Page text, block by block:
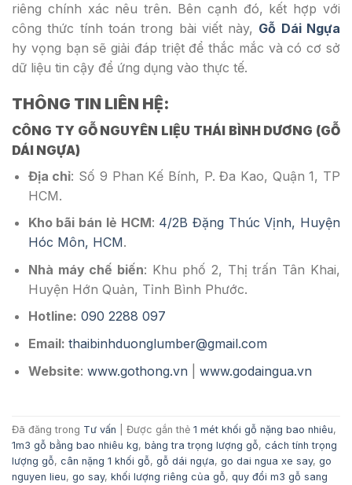
riêng chính xác nêu trên. Bên cạnh đó, kết hợp với
công thức tính toán trong bài viết này, Gỗ Dái Ngựa
hy vọng bạn sẽ giải đáp triệt để thắc mắc và có cơ sở
dữ liệu tin cậy để ứng dụng vào thực tế.
THÔNG TIN LIÊN HỆ:
CÔNG TY GỖ NGUYÊN LIỆU THÁI BÌNH DƯƠNG (GỖ
DÁI NGỰA)
Địa chỉ: Số 9 Phan Kế Bính, P. Đa Kao, Quận 1, TP
HCM.
Kho bãi bán lẻ HCM: 4/2B Đặng Thúc Vịnh, Huyện
Hóc Môn, HCM.
Nhà máy chế biến: Khu phố 2, Thị trấn Tân Khai,
Huyện Hớn Quản, Tỉnh Bình Phước.
Hotline: 090 2288 097
Email: thaibinhduonglumber@gmail.com
Website: www.gothong.vn www.godaingua.vn
Đã đăng trong Tư vấn Được gắn thẻ 1 mét khối gỗ nặng bao nhiêu,
1m3 gỗ bằng bao nhiêu kg, bảng tra trọng lượng gỗ, cách tính trọng
lượng gỗ, cân nặng 1 khối gỗ, gỗ dái ngựa, go dai ngua xe say, go
nguyen lieu, go say, khối lượng riêng của gỗ, quy đổi m3 gỗ sang